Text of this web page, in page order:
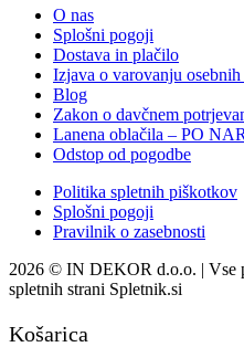
O nas
Splošni pogoji
Dostava in plačilo
Izjava o varovanju
Blog
Zakon o davčnem
Lanena oblačila – PO
Odstop od pogodbe
Politika spletnih piškotkov
Splošni pogoji
Pravilnik o zasebnosti
2026 © IN DEKOR d.o.o. | Vse
spletnih strani Spletnik.si
Košarica